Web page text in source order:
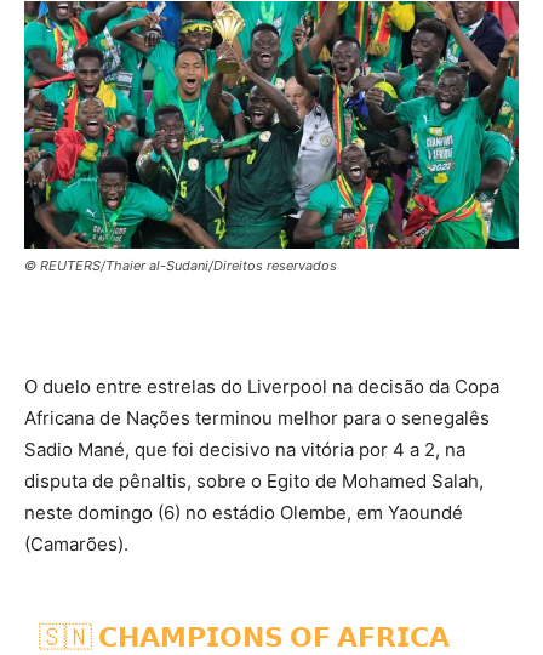
© REUTERS/Thaier al-Sudani/Direitos reservados
O duelo entre estrelas do Liverpool na decisão da Copa
Africana de Nações terminou melhor para o senegalês
Sadio Mané, que foi decisivo na vitória por 4 a 2, na
disputa de pênaltis, sobre o Egito de Mohamed Salah,
neste domingo (6) no estádio Olembe, em Yaoundé
(Camarões).
🇸🇳 𝗖𝗛𝗔𝗠𝗣𝗜𝗢𝗡𝗦 𝗢𝗙 𝗔𝗙𝗥𝗜𝗖𝗔